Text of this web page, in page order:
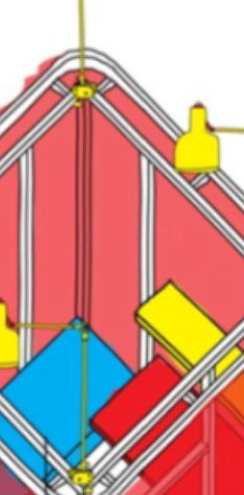
del Mobile 2013, Viafarini è lieta
Hotello
, progetto espositivo di
, laboratorio di progettazione,
l’ambiente di lavoro.
e Gemmo spa
e alcuni redattori “originali” si
531 / Aprile dedicato al design.
un incontro sul progetto
nell’uso della città, con Mario
, attori e makers delle comunità
Laken racconta la seconda
Design Can Do che si tiene ad